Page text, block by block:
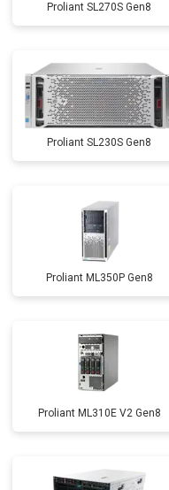
Proliant SL270S Gen8
Proliant SL230S Gen8
Proliant ML350P Gen8
Proliant ML310E V2 Gen8